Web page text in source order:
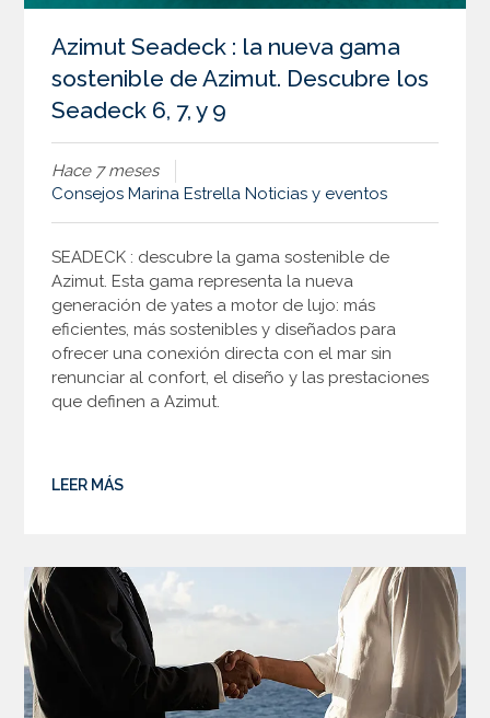
Azimut Seadeck : la nueva gama
sostenible de Azimut. Descubre los
Seadeck 6, 7, y 9
Hace 7 meses
Consejos Marina Estrella Noticias y eventos
SEADECK : descubre la gama sostenible de
Azimut. Esta gama representa la nueva
generación de yates a motor de lujo: más
eficientes, más sostenibles y diseñados para
ofrecer una conexión directa con el mar sin
renunciar al confort, el diseño y las prestaciones
que definen a Azimut.
LEER MÁS